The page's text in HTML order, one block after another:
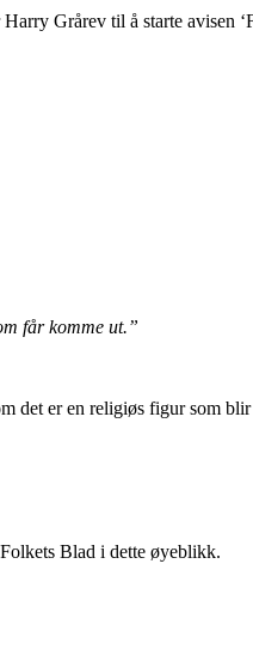
Grårev til å starte avisen
får komme ut.”
er en religiøs figur som
Blad i dette øyeblikk.